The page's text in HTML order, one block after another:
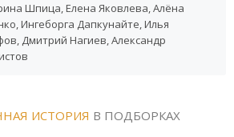
Шпица, Елена Яковлева, Алёна
Ингеборга Дапкунайте, Илья
Дмитрий Нагиев, Александр
ИСТОРИЯ В ПОДБОРКАХ